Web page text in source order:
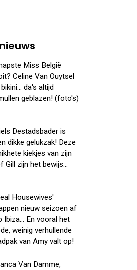
Miss België
Celine Van Ouytsel
da's altijd
geblazen! (foto's)
Destadsbader is
dikke gelukzak! Deze
kiekjes van zijn
Gill zijn het bewijs...
Housewives'
nieuw seizoen af
Ibiza... En vooral het
weinig verhullende
van Amy valt op!
Van Damme,